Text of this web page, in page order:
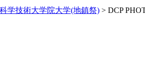
学技術大学院大学(地鎮祭) > DCP